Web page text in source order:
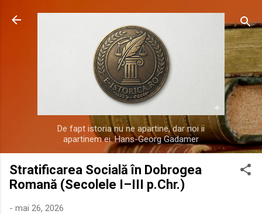
Treceți la conținutul principal
De fapt istoria nu ne apartine, dar noi ii
apartinem ei. Hans-Georg Gadamer
Stratificarea Socială în Dobrogea
Romană (Secolele I–III p.Chr.)
- mai 26, 2026